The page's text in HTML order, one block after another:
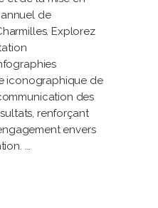
de
Explorez
iconographique de
des
renforçant
envers